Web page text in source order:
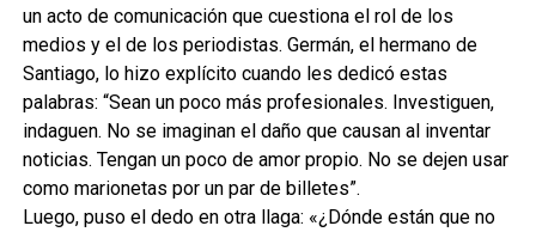
un acto de comunicación que cuestiona el rol de los
medios y el de los periodistas. Germán, el hermano de
Santiago, lo hizo explícito cuando les dedicó estas
palabras: “Sean un poco más profesionales. Investiguen,
indaguen. No se imaginan el daño que causan al inventar
noticias. Tengan un poco de amor propio. No se dejen usar
como marionetas por un par de billetes”.
Luego, puso el dedo en otra llaga: «¿Dónde están que no